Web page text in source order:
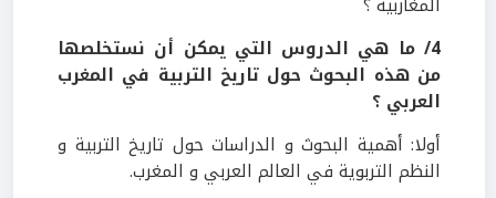
4/ ما هي الدروس التي يمكن أن نستخلصها
من هذه البحوث حول تاريخ التربية في المغرب
العربي ؟
أولا: أهمية البحوث و الدراسات حول تاريخ التربية و
النظم التربوية في العالم العربي و المغرب.